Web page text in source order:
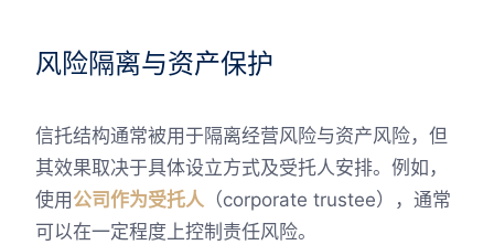
风险隔离与资产保护
信托结构通常被用于隔离经营风险与资产风险，但
其效果取决于具体设立方式及受托人安排。例如，
使用 公司作为受托人 （corporate trustee），通常
可以在一定程度上控制责任风险。